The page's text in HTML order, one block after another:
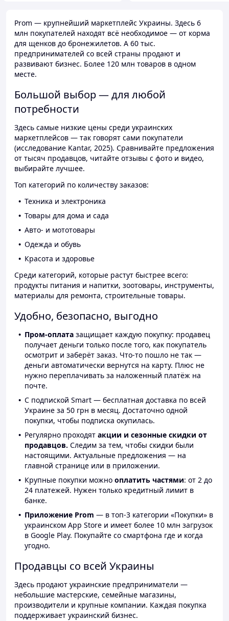
Prom — крупнейший маркетплейс Украины. Здесь 6
млн покупателей находят всё необходимое — от корма
для щенков до бронежилетов. А 60 тыс.
предпринимателей со всей страны продают и
развивают бизнес. Более 120 млн товаров в одном
месте.
Большой выбор — для любой
потребности
Здесь самые низкие цены среди украинских
маркетплейсов — так говорят сами покупатели
(исследование Kantar, 2025). Сравнивайте предложения
от тысяч продавцов, читайте отзывы с фото и видео,
выбирайте лучшее.
Топ категорий по количеству заказов:
Техника и электроника
Товары для дома и сада
Авто- и мототовары
Одежда и обувь
Красота и здоровье
Среди категорий, которые растут быстрее всего:
продукты питания и напитки, зоотовары, инструменты,
материалы для ремонта, строительные товары.
Удобно, безопасно, выгодно
Пром-оплата защищает каждую покупку: продавец
получает деньги только после того, как покупатель
осмотрит и заберёт заказ. Что-то пошло не так —
деньги автоматически вернутся на карту. Плюс не
нужно переплачивать за наложенный платёж на
почте.
С подпиской Smart — бесплатная доставка по всей
Украине за 50 грн в месяц. Достаточно одной
покупки, чтобы подписка окупилась.
Регулярно проходят акции и сезонные скидки от
продавцов. Следим за тем, чтобы скидки были
настоящими. Актуальные предложения — на
главной странице или в приложении.
Крупные покупки можно оплатить частями: от 2 до
24 платежей. Нужен только кредитный лимит в
банке.
Приложение Prom — в топ-3 категории «Покупки» в
украинском App Store и имеет более 10 млн загрузок
в Google Play. Покупайте со смартфона где и когда
угодно.
Продавцы со всей Украины
Здесь продают украинские предприниматели —
небольшие мастерские, семейные магазины,
производители и крупные компании. Каждая покупка
поддерживает украинский бизнес.